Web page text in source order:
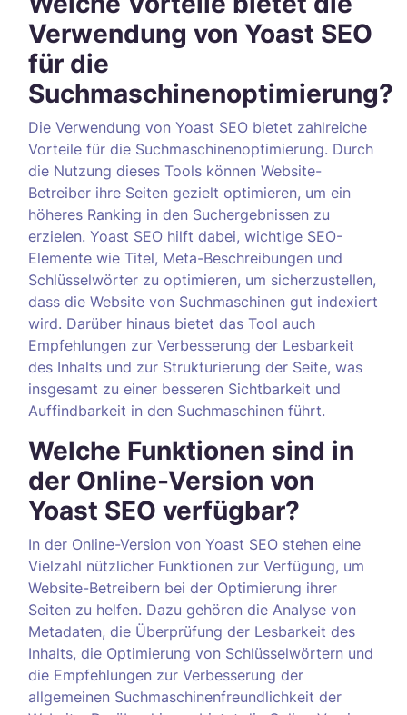
Verwendung von Yoast SEO
für die
Suchmaschinenoptimierung?
Die Verwendung von Yoast SEO bietet zahlreiche
Vorteile für die Suchmaschinenoptimierung. Durch
die Nutzung dieses Tools können Website-
Betreiber ihre Seiten gezielt optimieren, um ein
höheres Ranking in den Suchergebnissen zu
erzielen. Yoast SEO hilft dabei, wichtige SEO-
Elemente wie Titel, Meta-Beschreibungen und
Schlüsselwörter zu optimieren, um sicherzustellen,
dass die Website von Suchmaschinen gut indexiert
wird. Darüber hinaus bietet das Tool auch
Empfehlungen zur Verbesserung der Lesbarkeit
des Inhalts und zur Strukturierung der Seite, was
insgesamt zu einer besseren Sichtbarkeit und
Auffindbarkeit in den Suchmaschinen führt.
Welche Funktionen sind in
der Online-Version von
Yoast SEO verfügbar?
In der Online-Version von Yoast SEO stehen eine
Vielzahl nützlicher Funktionen zur Verfügung, um
Website-Betreibern bei der Optimierung ihrer
Seiten zu helfen. Dazu gehören die Analyse von
Metadaten, die Überprüfung der Lesbarkeit des
Inhalts, die Optimierung von Schlüsselwörtern und
die Empfehlungen zur Verbesserung der
allgemeinen Suchmaschinenfreundlichkeit der